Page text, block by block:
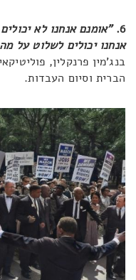
6. "אומנם אנחנו לא
אנחנו יכולים לשלוט על
בנג'מין פרנקלין,
הברית וסיום העבדות.